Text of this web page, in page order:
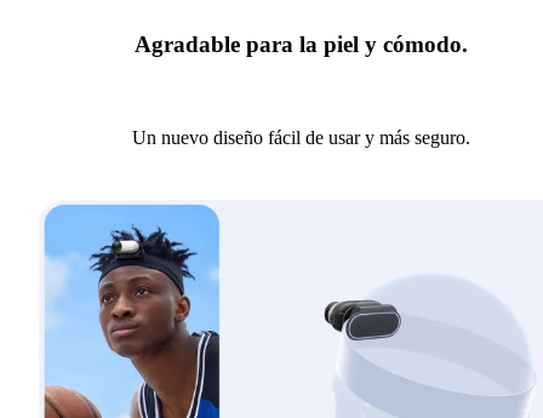
Agradable para la piel y cómodo.
Un nuevo diseño fácil de usar y más seguro.